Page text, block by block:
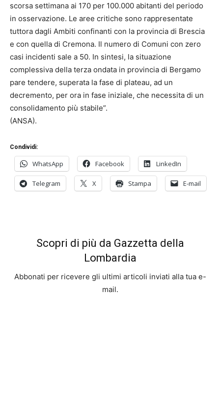
scorsa settimana ai 170 per 100.000 abitanti del periodo
in osservazione. Le aree critiche sono rappresentate
tuttora dagli Ambiti confinanti con la provincia di Brescia
e con quella di Cremona. Il numero di Comuni con zero
casi incidenti sale a 50. In sintesi, la situazione
complessiva della terza ondata in provincia di Bergamo
pare tendere, superata la fase di plateau, ad un
decremento, per ora in fase iniziale, che necessita di un
consolidamento più stabile”.
(ANSA).
Condividi:
WhatsApp Facebook LinkedIn
Telegram X Stampa E-mail
Scopri di più da Gazzetta della
Lombardia
Abbonati per ricevere gli ultimi articoli inviati alla tua e-
mail.